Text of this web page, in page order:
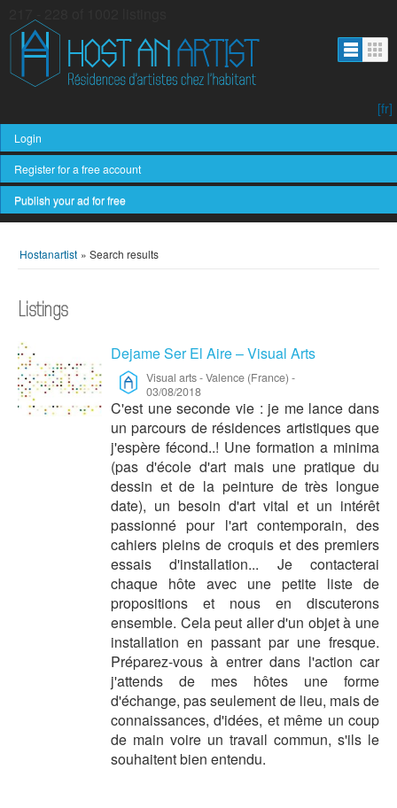
Login
Register for a free account
[fr]
Publish your ad for free
Hostanartist » Search results
Listings
Dejame Ser El Aire – Visual Arts
Visual arts-Valence (France) -
03/08/2018
C'est une seconde vie : je me lance dans
un parcours de résidences artistiques que
j'espère fécond..! Une formation a minima
(pas d'école d'art mais une pratique du
dessin et de la peinture de très longue
date), un besoin d'art vital et un intérêt
passionné pour l'art contemporain, des
cahiers pleins de croquis et des premiers
essais d'installation... Je contacterai
chaque hôte avec une petite liste de
propositions et nous en discuterons
ensemble. Cela peut aller d'un objet à une
installation en passant par une fresque.
Préparez-vous à entrer dans l'action car
j'attends de mes hôtes une forme
d'échange, pas seulement de lieu, mais de
connaissances, d'idées, et même un coup
de main voire un travail commun, s'ils le
souhaitent bien entendu.